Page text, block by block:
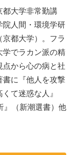
都大学非常勤講
院人間・環境学研
都大学）。フラ
学でラカン派の精
から心の病と社
書に『他人を攻撃
て迷惑な人』
』（新潮選書）他